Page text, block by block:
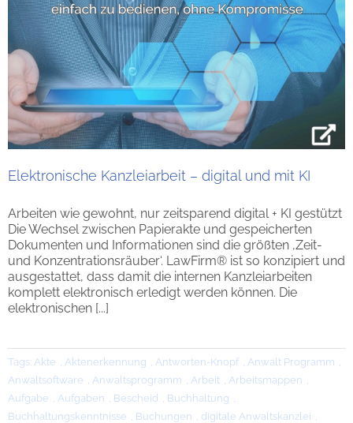
Elektronische Kanzleiarbeit – digital und mit KI
Arbeiten wie gewohnt, nur zeitsparend digital + KI gestützt
Die Wechsel zwischen Papierakte und gespeicherten
Dokumenten und Informationen sind die größten ‚Zeit-
und Konzentrationsräuber‘. LawFirm® ist so konzipiert und
ausgestattet, dass damit die internen Kanzleiarbeiten
komplett elektronisch erledigt werden können. Die
elektronischen [...]
Tags: Akte , Aktenerkennung , Antworten-Knopf , Anwalt Programm ,
Anwaltsoftware , Anwaltsprogramm , Arbeit , Arbeitsmappen ,
Aufgabe , Aufgaben , Bescheid , Buchhaltung ,
Buchhaltungskenntnisse , Buchungen , digitale Anwaltskanzlei ,